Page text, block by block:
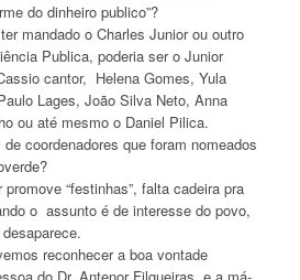
do dinheiro publico”?
mandado o Charles Junior ou outro
Publica, poderia ser o Junior
cantor, Helena Gomes, Yula
Lages, João Silva Neto, Anna
ou até mesmo o Daniel Pilica.
coordenadores que foram nomeados
“festinhas”, falta cadeira pra
o assunto é de interesse do povo,
reconhecer a boa vontade
do Dr. Antenor Filgueiras, e a má-